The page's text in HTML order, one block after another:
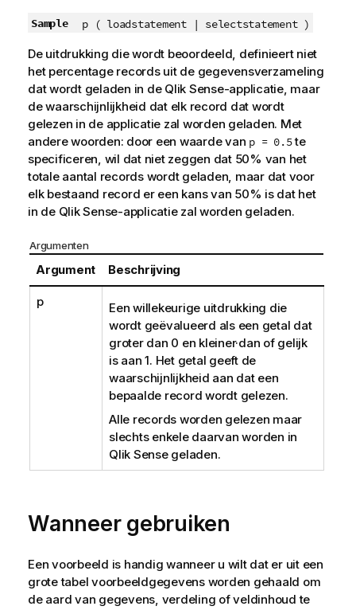
Sample p ( loadstatement | selectstatement )
De uitdrukking die wordt beoordeeld, definieert niet
het percentage records uit de gegevensverzameling
dat wordt geladen in de Qlik Sense-applicatie, maar
de waarschijnlijkheid dat elk record dat wordt
gelezen in de applicatie zal worden geladen. Met
andere woorden: door een waarde van p = 0.5te
specificeren, wil dat niet zeggen dat 50% van het
totale aantal records wordt geladen, maar dat voor
elk bestaand record er een kans van 50% is dat het
in de Qlik Sense-applicatie zal worden geladen.
Argumenten
Argument Beschrijving
p
Een willekeurige uitdrukking die
wordt geëvalueerd als een getal dat
groter dan 0 en kleiner·dan of gelijk
is aan 1. Het getal geeft de
waarschijnlijkheid aan dat een
bepaalde record wordt gelezen.
Alle records worden gelezen maar
slechts enkele daarvan worden in
Qlik Sensegeladen.
Wanneer gebruiken
Een voorbeeld is handig wanneer u wilt dat er uit een
grote tabel voorbeeldgegevens worden gehaald om
de aard van gegevens, verdeling of veldinhoud te